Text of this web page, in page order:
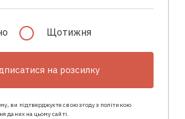
Щотижня
на розсилку
ви підтверджуєте свою згоду з політикою
даних на цьому сайті.